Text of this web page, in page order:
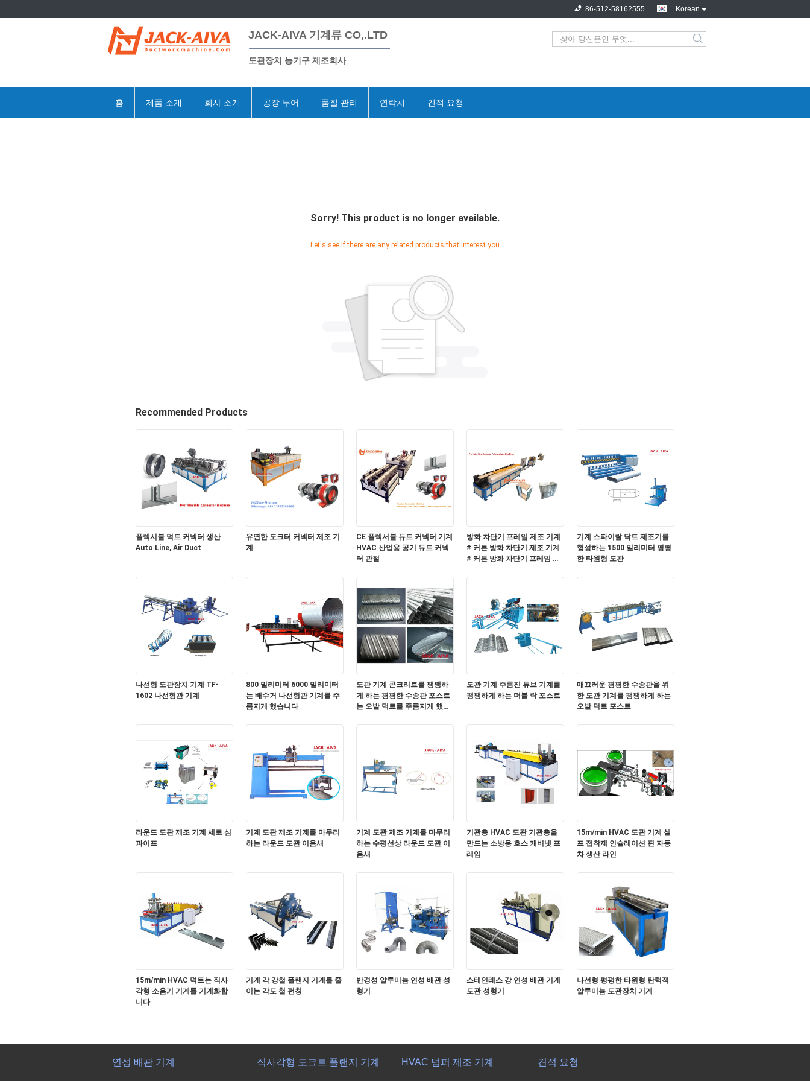
Korean
86-512-58162555
JACK-AIVA 기계류 CO,.LTD
도관장치 농기구 제조회사
홈 제품 소개 회사 소개 공장 투어 품질 관리 연락처 견적 요청
Sorry! This product is no longer available.
Let's see if there are any related products that interest you
Recommended Products
플렉시블 덕트 커넥터 생산
Auto Line, Air Duct
유연한 도크터 커넥터 제조 기
계
CE 플렉서블 듀트 커넥터 기계
HVAC 산업용 공기 듀트 커넥
터 관절
방화 차단기 프레임 제조 기계
# 커튼 방화 차단기 제조 기계
# 커튼 방화 차단기 프레임 자
기계 스파이랄 닥트 제조기를
형성하는 1500 밀리미터 평평
한 타원형 도관
나선형 도관장치 기계 TF-
1602 나선형관 기계
800 밀리미터 6000 밀리미터
는 배수거 나선형관 기계를 주
름지게 했습니다
도관 기계 콘크리트를 팽팽하
게 하는 평평한 수송관 포스트
는 오발 덕트를 주름지게 했습
도관 기계 주름진 튜브 기계를
팽팽하게 하는 더블 락 포스트
매끄러운 평평한 수송관을 위
한 도관 기계를 팽팽하게 하는
오발 덕트 포스트
라운드 도관 제조 기계 세로 심
파이프
기계 도관 제조 기계를 마무리
하는 라운드 도관 이음새
기계 도관 제조 기계를 마무리
하는 수평선상 라운드 도관 이
음새
기관총 HVAC 도관 기관총을
만드는 소방용 호스 캐비넷 프
레임
15m/min HVAC 도관 기계 셀
프 접착제 인슐레이션 핀 자동
차 생산 라인
15m/min HVAC 덕트는 직사
각형 소음기 기계를 기계화합
니다
기계 각 강철 플랜지 기계를 줄
이는 각도 철 펀칭
반경성 알루미늄 연성 배관 성
형기
스테인레스 강 연성 배관 기계
도관 성형기
나선형 평평한 타원형 탄력적
알루미늄 도관장치 기계
연성 배관 기계 직사각형 도크트 플랜지 기계 HVAC 덤퍼 제조 기계 견적 요청